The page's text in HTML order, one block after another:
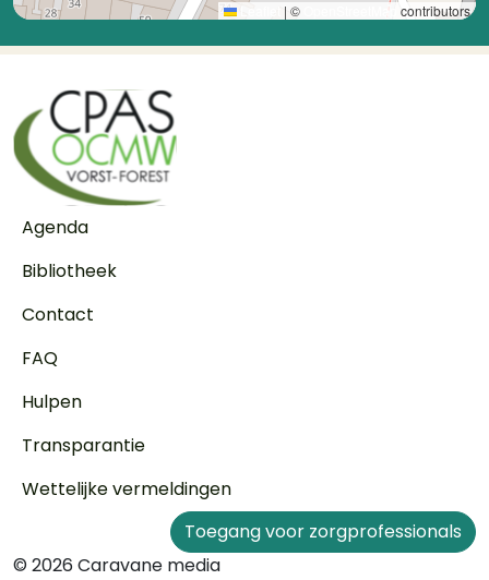
| © OpenStreetMap contributors
Voet
Agenda
Bibliotheek
Contact
FAQ
Hulpen
Transparantie
Wettelijke vermeldingen
Toegang voor zorgprofessionals
© 2026 Caravane media